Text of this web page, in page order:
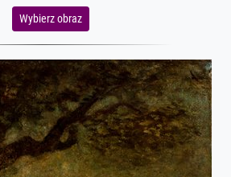
Wybierz obraz